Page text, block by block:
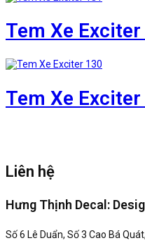
Tem Xe Exciter
Tem Xe Exciter
Liên hệ
Hưng Thịnh Decal:
Số 6 Lê Duẩn, Số 3 Cao Bá